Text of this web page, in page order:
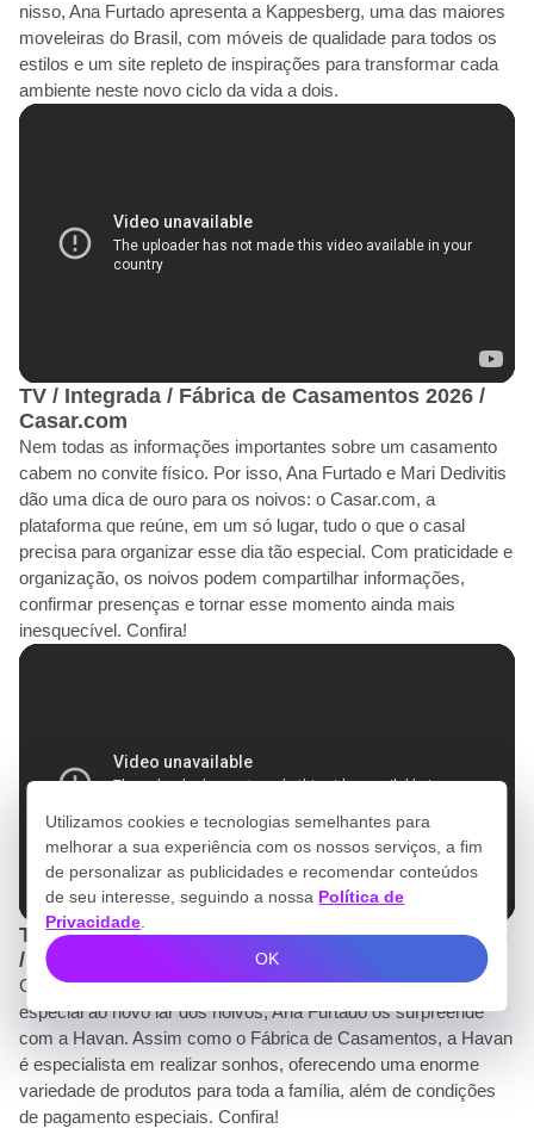
nisso, Ana Furtado apresenta a Kappesberg, uma das maiores
moveleiras do Brasil, com móveis de qualidade para todos os
estilos e um site repleto de inspirações para transformar cada
ambiente neste novo ciclo da vida a dois.
TV / Integrada / Fábrica de Casamentos 2026 /
Casar.com
Nem todas as informações importantes sobre um casamento
cabem no convite físico. Por isso, Ana Furtado e Mari Dedivitis
dão uma dica de ouro para os noivos: o Casar.com, a
plataforma que reúne, em um só lugar, tudo o que o casal
precisa para organizar esse dia tão especial. Com praticidade e
organização, os noivos podem compartilhar informações,
confirmar presenças e tornar esse momento ainda mais
inesquecível. Confira!
TV / Testemunhal / Fábrica de Casamentos 2026
/ Havan
Como diz o ditado, quem casa quer casa! E para dar um toque
especial ao novo lar dos noivos, Ana Furtado os surpreende
com a Havan. Assim como o Fábrica de Casamentos, a Havan
é especialista em realizar sonhos, oferecendo uma enorme
variedade de produtos para toda a família, além de condições
de pagamento especiais. Confira!
Utilizamos cookies e tecnologias semelhantes para
melhorar a sua experiência com os nossos serviços, a fim
de personalizar as publicidades e recomendar conteúdos
de seu interesse, seguindo a nossa Política de
Privacidade
OK